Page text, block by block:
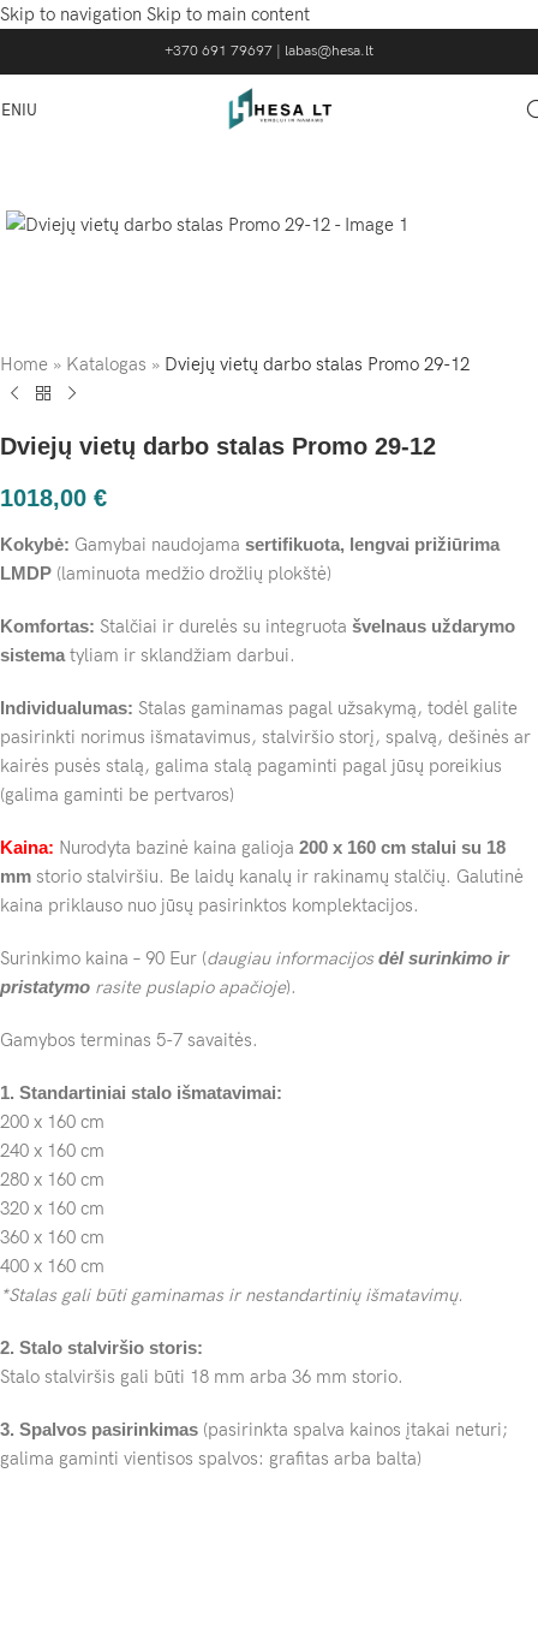
Skip to navigation Skip to main content
+370 691 79697 labas@hesa.lt
Home » Katalogas » Dviejų vietų darbo stalas Promo 29-12
Dviejų vietų darbo stalas Promo 29-12
1018,00 €
Kokybė: Gamybai naudojama sertifikuota, lengvai prižiūrima
LMDP (laminuota medžio drožlių plokštė)
Komfortas: Stalčiai ir durelės su integruota švelnaus uždarymo
sistematyliam ir sklandžiam darbui.
Individualumas: Stalas gaminamas pagal užsakymą, todėl galite
pasirinkti norimus išmatavimus, stalviršio storį, spalvą, dešinės ar
kairės pusės stalą, galima stalą pagaminti pagal jūsų poreikius
(galima gaminti be pertvaros)
Kaina: Nurodyta bazinė kaina galioja 200 x 160 cm stalui su 18
mm storio stalviršiu. Be laidų kanalų ir rakinamų stalčių. Galutinė
kaina priklauso nuo jūsų pasirinktos komplektacijos.
Surinkimo kaina – 90 Eur (daugiau informacijos dėl surinkimo ir
pristatymo rasite puslapio apačioje).
Gamybos terminas 5-7 savaitės.
1. Standartiniai stalo išmatavimai:
200 x 160 cm
240 x 160 cm
280 x 160 cm
320 x 160 cm
360 x 160 cm
400 x 160 cm
*Stalas gali būti gaminamas ir nestandartinių išmatavimų.
2. Stalo stalviršio storis:
Stalo stalviršis gali būti 18 mm arba 36 mm storio.
3. Spalvos pasirinkimas (pasirinkta spalva kainos įtakai neturi;
galima gaminti vientisos spalvos: grafitas arba balta)